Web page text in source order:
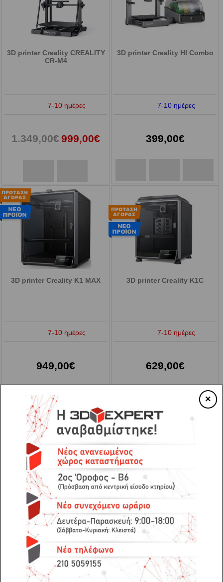
3D printer Creality CREALITY
CR-M4
7-10 ημέρες
1.349,00€ 999,00€
3D printer Creality HI Combo
7-10 ημέρες
399,00€
3D printer Creality K1 MAX
7-10 ημέρες
949,00€
3D printer Creality K1C
7-10 ημέρες
629,00€
3D printer Creality K1
7-10 ημέρες
580,00€
3D printer Creality CR-10 Max
refurbished + micro swiss all
metal hotend kit
974,00€
×